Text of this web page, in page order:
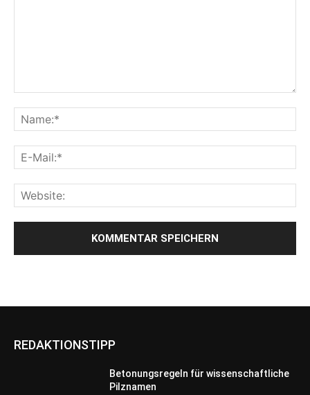
REDAKTIONSTIPP
Betonungsregeln für wissenschaftliche
Pilznamen